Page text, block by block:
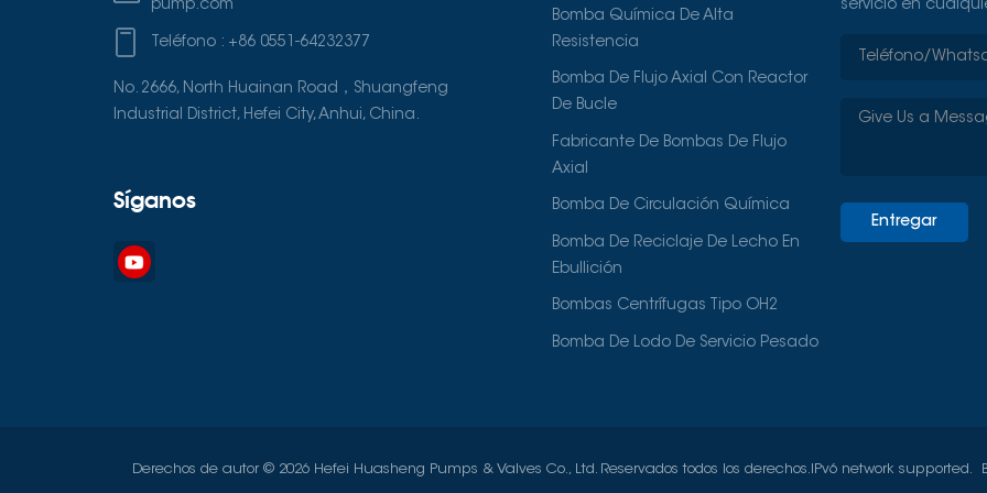
pump.com
Teléfono : +86 0551-64232377
No. 2666, North Huainan Road，Shuangfeng
Industrial District, Hefei City, Anhui, China.
Síganos
Bomba Química De Alta
Resistencia
Bomba De Flujo Axial Con Reactor
De Bucle
Fabricante De Bombas De Flujo
Axial
Bomba De Circulación Química
Bomba De Reciclaje De Lecho En
Ebullición
Bombas Centrífugas Tipo OH2
Bomba De Lodo De Servicio Pesado
servicio en
Entregar
Derechos de autor © 2026 Hefei Huasheng Pumps & Valves Co., Ltd. Reservados todos los derechos. IPv6 network supported.